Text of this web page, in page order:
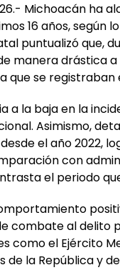
Michoacán ha
16 años, según
puntualizó que,
manera drástica
que se registraban
a la baja en la
Asimismo,
el año 2022,
con
el periodo
combate al delito
como el Ejército
de la República y